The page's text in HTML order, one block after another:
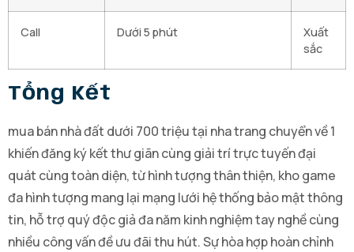
Call Dưới 5 phút
Xuất
sắc
Tổng Kết
mua bán nhà đất dưới 700 triệu tại nha trang chuyển về 1
khiến đăng ký kết thư giãn cùng giải trí trực tuyến đại
quát cùng toàn diện, từ hình tượng thân thiện, kho game
đa hình tượng mang lại mạng lưới hệ thống bảo mật thông
tin, hỗ trợ quý độc giả đa năm kinh nghiệm tay nghề cùng
nhiều công vấn đề ưu đãi thu hút. Sự hòa hợp hoàn chỉnh